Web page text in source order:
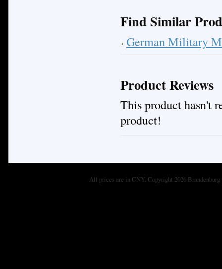
Find Similar
German Military
Product Reviews
This product hasn't
product!
All prices are inCNY. Copyright 2026